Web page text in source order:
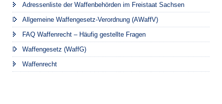
Adressenliste der Waffenbehörden im Freistaat Sachsen
Allgemeine Waffengesetz-Verordnung (AWaffV)
FAQ Waffenrecht – Häufig gestellte Fragen
Waffengesetz (WaffG)
Waffenrecht